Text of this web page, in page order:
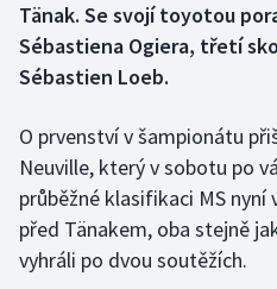
Box
Curling
Dostihy
Florbal
Futsal
Tänak. Se svojí toyotou
Sébastiena Ogiera, třetí
Sébastien Loeb.
O prvenství v šampionátu
Neuville, který v sobotu po
průběžné klasifikaci MS
před Tänakem, oba stejně
vyhráli po dvou soutěžích.